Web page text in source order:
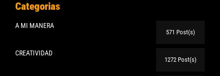
Categorias
A MI MANERA
571 Post(s)
CREATIVIDAD
1272 Post(s)